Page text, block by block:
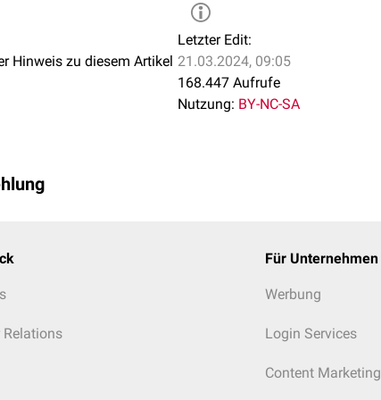
Abschnitte
Hinweis zu diesem Artikel
Letzter Edit:
21.03.2024, 09:05
168.447 Aufrufe
Nutzung: BY-NC-SA
Relations
Für Unternehmen
Werbung
Login Services
Content Marketing